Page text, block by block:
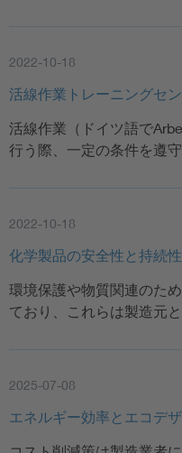
2022-10-18
活線作業トレーニングセ
活線作業（ドイツ語で
行う際、一定の条件を遵
2022-10-18
化学製品の安全性と持続性
環境保護や物質関連のた
ており、これらは製造元
2025-07-08
エネルギー効率とエコデ